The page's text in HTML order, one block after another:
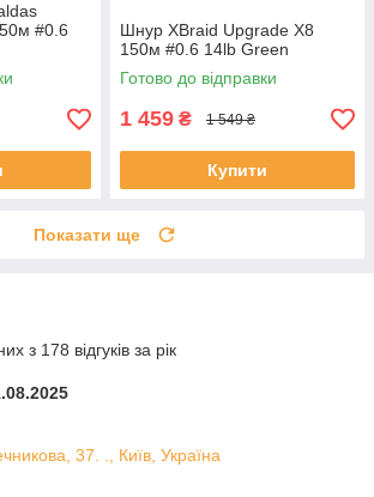
#0.6
Шнур XBraid Upgrade X8
150м #0.6 14lb Green
Готово до відправки
1 459 ₴ 1 549 ₴
Купити
Показати ще
з 178 відгуків за рік
37. ., Київ, Україна